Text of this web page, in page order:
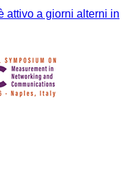
attivo a giorni alterni in